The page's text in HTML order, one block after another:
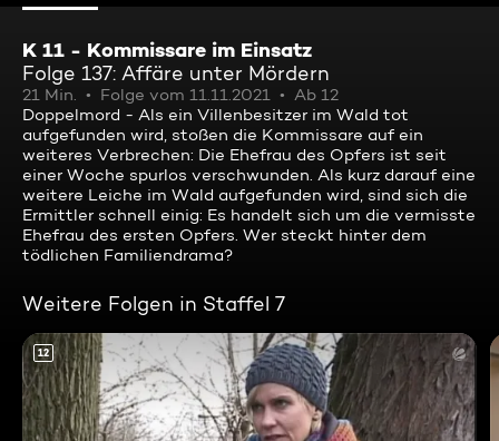
K 11 - Kommissare im Einsatz
Folge 137: Affäre unter Mördern
21 Min. Folge vom 11.11.2021
Ab 12
Doppelmord - Als ein Villenbesitzer im Wald tot
aufgefunden wird, stoßen die Kommissare auf ein
weiteres Verbrechen: Die Ehefrau des Opfers ist seit
einer Woche spurlos verschwunden. Als kurz darauf eine
weitere Leiche im Wald aufgefunden wird, sind sich die
Ermittler schnell einig: Es handelt sich um die vermisste
Ehefrau des ersten Opfers. Wer steckt hinter dem
tödlichen Familiendrama?
Weitere Folgen in Staffel 7
12